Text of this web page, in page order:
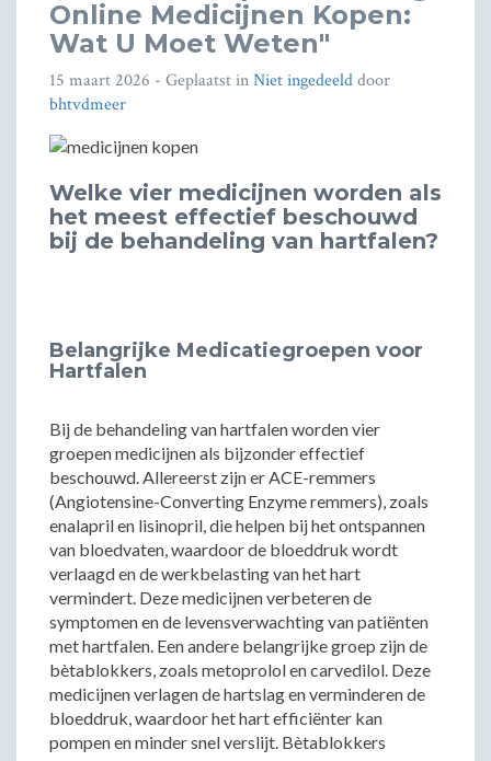
Online Medicijnen Kopen:
Wat U Moet Weten"
15 maart 2026 - Geplaatst inNiet ingedeelddoor
bhtvdmeer
Welke vier medicijnen worden als
het meest effectief beschouwd
bij de behandeling van hartfalen?
Belangrijke Medicatiegroepen voor
Hartfalen
Bij de behandeling van hartfalen worden vier
groepen medicijnen als bijzonder effectief
beschouwd. Allereerst zijn er ACE-remmers
(Angiotensine-Converting Enzyme remmers), zoals
enalapril en lisinopril, die helpen bij het ontspannen
van bloedvaten, waardoor de bloeddruk wordt
verlaagd en de werkbelasting van het hart
vermindert. Deze medicijnen verbeteren de
symptomen en de levensverwachting van patiënten
met hartfalen. Een andere belangrijke groep zijn de
bètablokkers, zoals metoprolol en carvedilol. Deze
medicijnen verlagen de hartslag en verminderen de
bloeddruk, waardoor het hart efficiënter kan
pompen en minder snel verslijt. Bètablokkers